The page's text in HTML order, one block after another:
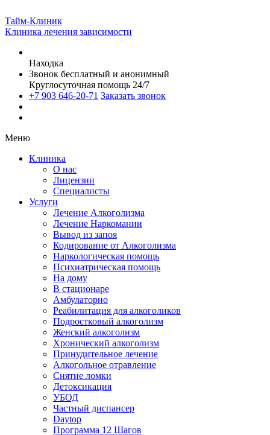
Тайм-Клиник
Клиника лечения зависимости
Находка
Звонок бесплатный и анонимный
Круглосуточная помощь 24/7
+7 903 646-20-71 Заказать звонок
Меню
Клиника
О нас
Лицензии
Специалисты
Услуги
Лечение Алкоголизма
Лечение Наркомании
Вывод из запоя
Кодирование от Алкоголизма
Наркологическая помощь
Психиатрическая помощь
На дому
В стационаре
Амбулаторно
Реабилитация для алкоголиков
Подростковый алкоголизм
Женский алкоголизм
Хронический алкоголизм
Принудительное лечение
Алкогольное отравление
Снятие ломки
Детоксикация
УБОД
Частный диспансер
Daytop
Программа 12 Шагов